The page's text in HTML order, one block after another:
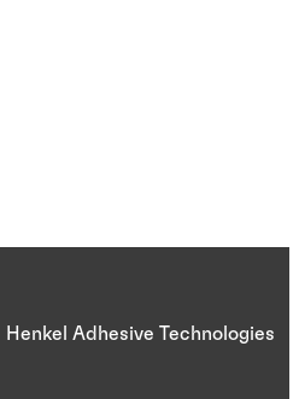
Henkel Adhesive Technologies